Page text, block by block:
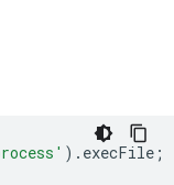
). execFile ;